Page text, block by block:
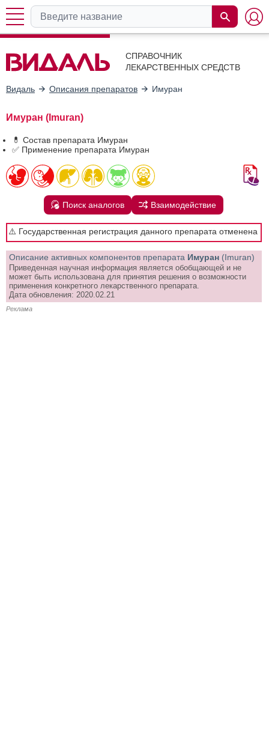
СПРАВОЧНИК
ЛЕКАРСТВЕННЫХ СРЕДСТВ
Видаль Описания препаратов Имуран
Имуран (Imuran)
💊 Состав препарата Имуран
✅ Применение препарата Имуран
Поиск аналогов Взаимодействие
⚠️ Государственная регистрация данного препарата отменена
Описание активных компонентов препарата Имуран (Imuran)
Приведенная научная информация является обобщающей и не
может быть использована для принятия решения о возможности
применения конкретного лекарственного препарата.
Дата обновления: 2020.02.21
Реклама